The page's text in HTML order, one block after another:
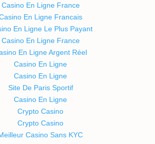
Casino En Ligne France
En Ligne Francais
En Ligne Le Plus Payant
Casino En Ligne France
En Ligne Argent Réel
Casino En Ligne
Casino En Ligne
Site De Paris Sportif
Casino En Ligne
Crypto Casino
Crypto Casino
Casino Sans KYC